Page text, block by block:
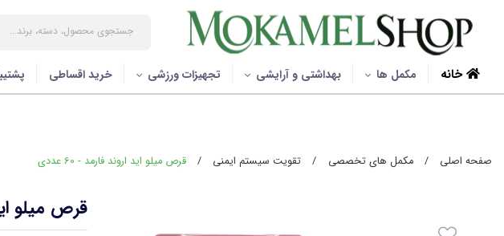
خانه مکمل ها بهداشتی و آرایشی تجهیزات ورزشی خرید اقساطی
صفحه اصلی / مکمل های تخصصی / تقویت سیستم ایمنی / قرص میلو اید اروند فارمد - 60 عددی
قرص میلو اید